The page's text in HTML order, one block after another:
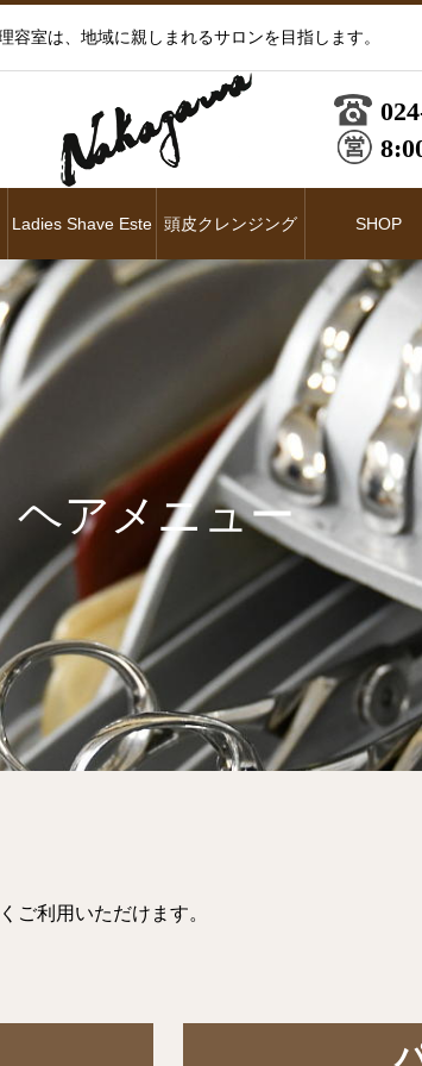
容室は、地域に親しまれるサロンを目指します。
Ladies Shave Este 頭皮クレンジング SHOP
ヘアメニュー
ご利用いただけます。